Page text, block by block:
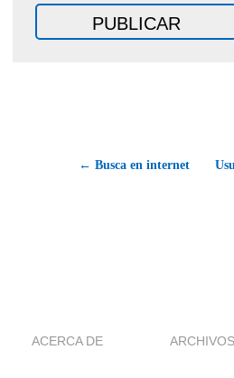
← Busca en internet
ACERCA DE ARCHIVOS